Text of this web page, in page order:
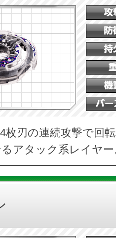
枚刃の連続攻撃で回
アタック系レイヤー